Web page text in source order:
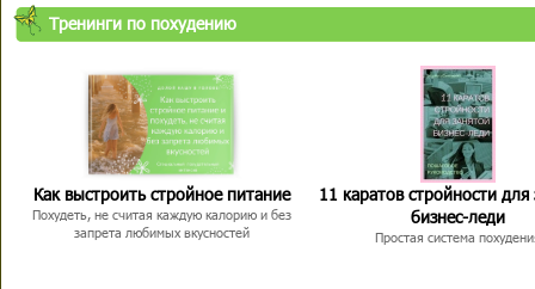
Тренинги по похудению
Как выстроить стройное питание
Похудеть, не считая каждую калорию и без
запрета любимых вкусностей
11 каратов стройности для
бизнес-леди
Простая система